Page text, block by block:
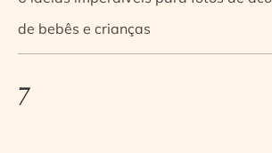
de bebês e crianças
7